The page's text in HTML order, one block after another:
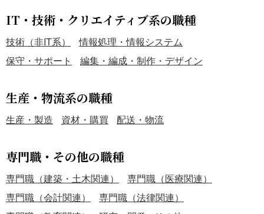
IT・技術・クリエイティブ系の職種
技術（非IT系）
情報処理・情報システム
保守・サポート
編集・編成・制作・デザイン
生産・物流系の職種
生産・製造 資材・購買 配送・物流
専門職・その他の職種
専門職（建築・土木関連）
専門職（医療関連）
専門職（会計関連）
専門職（法律関連）